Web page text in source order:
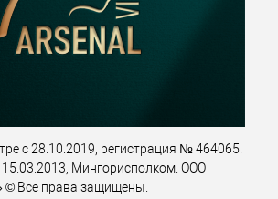
с 28.10.2019, регистрация № 464065.
Мингорисполком. ООО
© Все права защищены.